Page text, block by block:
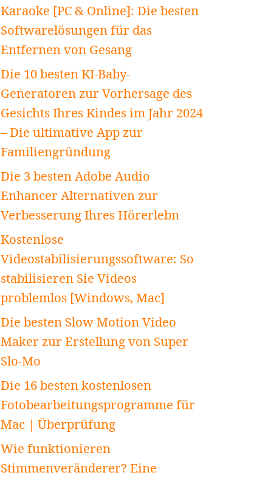
Karaoke [PC & Online]: Die besten
Softwarelösungen für das
Entfernen von Gesang
Die 10 besten KI-Baby-
Generatoren zur Vorhersage des
Gesichts Ihres Kindes im Jahr 2024
– Die ultimative App zur
Familiengründung
Die 3 besten Adobe Audio
Enhancer Alternativen zur
Verbesserung Ihres Hörerlebn
Kostenlose
Videostabilisierungssoftware: So
stabilisieren Sie Videos
problemlos [Windows, Mac]
Die besten Slow Motion Video
Maker zur Erstellung von Super
Slo-Mo
Die 16 besten kostenlosen
Fotobearbeitungsprogramme für
Mac | Überprüfung
Wie funktionieren
Stimmenveränderer? Eine